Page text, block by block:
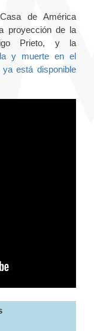
de América
proyección de la
Prieto, y la
y muerte en el
ya está disponible